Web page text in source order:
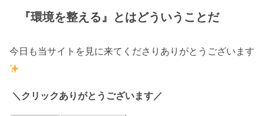
『環境を整える』とはどういうことだ
今日も当サイトを見に来てくださりありがとうございます
＼クリックありがとうございます／